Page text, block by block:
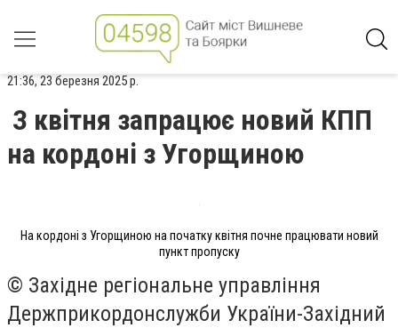
21:36, 23 березня 2025 р.
З квітня запрацює новий КПП
на кордоні з Угорщиною
На кордоні з Угорщиною на початку квітня почне працювати новий
пункт пропуску
© Західне регіональне управління
Держприкордонслужби України-Західний